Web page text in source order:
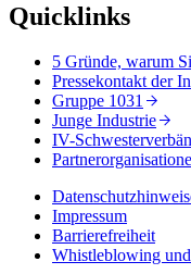
Quicklinks
5 Gründe, warum
Pressekontakt der
Gruppe 1031
Junge Industrie
IV-
Impressum
Barrierefreiheit
Whistleblowing